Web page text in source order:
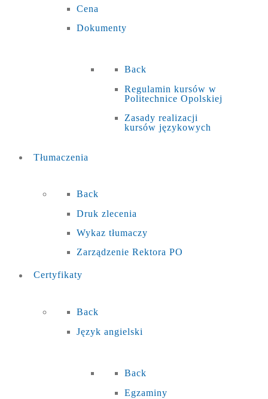
Cena
Dokumenty
Back
Regulamin kursów w
Politechnice Opolskiej
Zasady realizacji
kursów językowych
Tłumaczenia
Back
Druk zlecenia
Wykaz tłumaczy
Zarządzenie Rektora PO
Certyfikaty
Back
Język angielski
Back
Egzaminy